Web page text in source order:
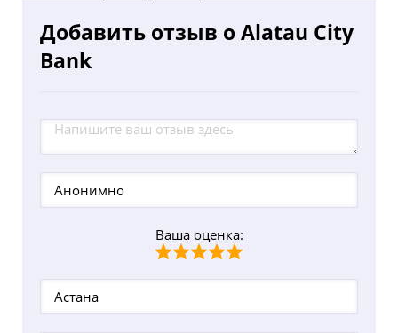
Добавить отзыв о Alatau City
Bank
Ваша оценка: